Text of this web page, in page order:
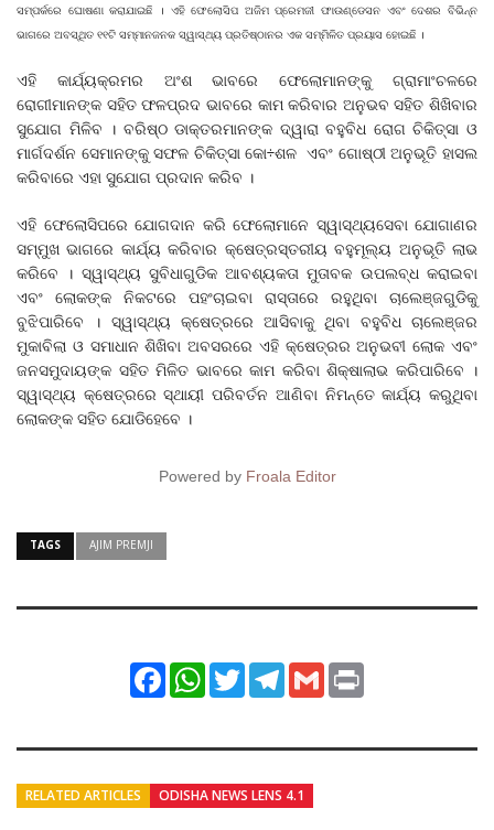
ସମ୍ପର୍କରେ ଘୋଷଣା କରାଯାଇଛି । ଏହି ଫେଲୋସିପ ଅଜିମ ପ୍ରେମଜୀ ଫାଉଣ୍ଡେସନ ଏବଂ ଦେଶର ବିଭିନ୍ନ
ଭାଗରେ ଅବସ୍ଥିତ ୧୧ଟି ସମ୍ମାନଜନକ ସ୍ୱାସ୍ଥ୍ୟ ପ୍ରତିଷ୍ଠାନର ଏକ ସମ୍ମିଳିତ ପ୍ରୟାସ ହୋଇଛି ।
ଏହି କାର୍ଯ୍ୟକ୍ରମର ଅଂଶ ଭାବରେ ଫେଲୋମାନଙ୍କୁ ଗ୍ରାମାଂଚଳରେ
ରୋଗୀମାନଙ୍କ ସହିତ ଫଳପ୍ରଦ ଭାବରେ କାମ କରିବାର ଅନୁଭବ ସହିତ ଶିଖିବାର
ସୁଯୋଗ ମିଳିବ । ବରିଷ୍ଠ ଡାକ୍ତରମାନଙ୍କ ଦ୍ୱାରା ବହୁବିଧ ରୋଗ ଚିକିତ୍ସା ଓ
ମାର୍ଗଦର୍ଶନ ସେମାନଙ୍କୁ ସଫଳ ଚିକିତ୍ସା କୋ÷ଶଳ ଏବଂ ଗୋଷ୍ଠୀ ଅନୁଭୂତି ହାସଲ
କରିବାରେ ଏହା ସୁଯୋଗ ପ୍ରଦାନ କରିବ ।
ଏହି ଫେଲୋସିପରେ ଯୋଗଦାନ କରି ଫେଲୋମାନେ ସ୍ୱାସ୍ଥ୍ୟସେବା ଯୋଗାଣର
ସମ୍ମୁଖ ଭାଗରେ କାର୍ଯ୍ୟ କରିବାର କ୍ଷେତ୍ରସ୍ତରୀୟ ବହୁମୂଲ୍ୟ ଅନୁଭୂତି ଲାଭ
କରିବେ । ସ୍ୱାସ୍ଥ୍ୟ ସୁବିଧାଗୁଡିକ ଆବଶ୍ୟକତା ମୁତାବକ ଉପଲବ୍ଧ କରାଇବା
ଏବଂ ଲୋକଙ୍କ ନିକଟରେ ପହଂଚାଇବା ରାସ୍ତାରେ ରହୁଥିବା ଚାଲେଞ୍ଜଗୁଡିକୁ
ବୁଝିପାରିବେ । ସ୍ୱାସ୍ଥ୍ୟ କ୍ଷେତ୍ରରେ ଆସିବାକୁ ଥିବା ବହୁବିଧ ଚାଲେଞ୍ଜର
ମୁକାବିଲା ଓ ସମାଧାନ ଶିଖିବା ଅବସରରେ ଏହି କ୍ଷେତ୍ରର ଅନୁଭବୀ ଲୋକ ଏବଂ
ଜନସମୁଦାୟଙ୍କ ସହିତ ମିଳିତ ଭାବରେ କାମ କରିବା ଶିକ୍ଷାଲାଭ କରିପାରିବେ ।
ସ୍ୱାସ୍ଥ୍ୟ କ୍ଷେତ୍ରରେ ସ୍ଥାୟୀ ପରିବର୍ତନ ଆଣିବା ନିମନ୍ତେ କାର୍ଯ୍ୟ କରୁଥିବା
ଲୋକଙ୍କ ସହିତ ଯୋଡିହେବେ ।
Powered by Froala Editor
TAGS AJIM PREMJI
FacebookWhatsApp
TwitterTelegram
Gmail
RELATED ARTICLES ODISHA NEWS LENS 4.1